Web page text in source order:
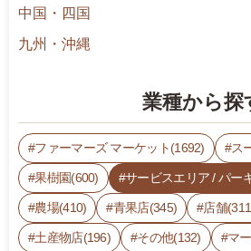
中国・四国
九州・沖縄
業種から探
ファーマーズ マーケット(1692) ス
果樹園(600) サービスエリア / パー
農場(410) 青果店(345) 店舗
土産物店(196) その他(132) マ